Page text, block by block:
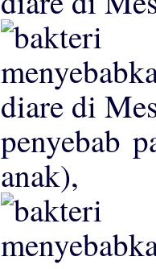
penyebab
anak),